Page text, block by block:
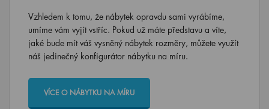
Vzhledem k tomu, že nábytek opravdu sami vyrábíme,
umíme vám vyjít vstříc. Pokud už máte představu a víte,
jaké bude mít váš vysněný nábytek rozměry, můžete využít
náš jedinečný konfigurátor nábytku na míru.
VÍCE O NÁBYTKU NA MÍRU